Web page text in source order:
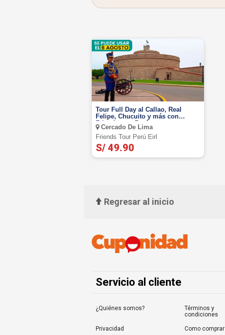
Tour Full Day al Callao, Real
Felipe, Chucuito y más con
Friends tour Perú
Cercado De Lima
Friends Tour Perú Eirl
S/ 49.90
Regresar al inicio
Servicio al cliente
¿Quiénes somos?
Términos y
condiciones
Privacidad Como comprar